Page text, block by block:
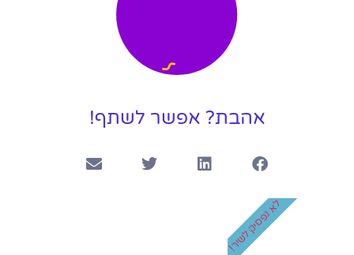
קליפ בר מצווה ליונתן
אהבת? אפשר לשתף!
לא נפסיק לשיר!